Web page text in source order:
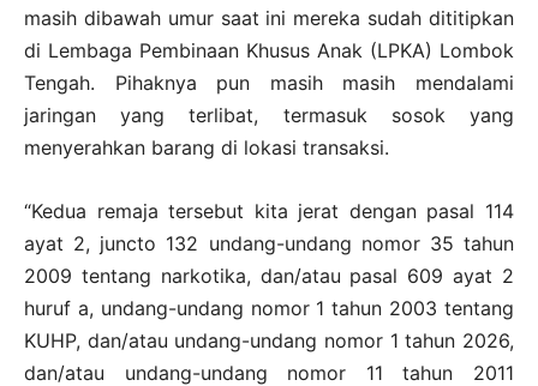
masih dibawah umur saat ini mereka sudah dititipkan
di Lembaga Pembinaan Khusus Anak (LPKA) Lombok
Tengah. Pihaknya pun masih masih mendalami
jaringan yang terlibat, termasuk sosok yang
menyerahkan barang di lokasi transaksi.
“Kedua remaja tersebut kita jerat dengan pasal 114
ayat 2, juncto 132 undang-undang nomor 35 tahun
2009 tentang narkotika, dan/atau pasal 609 ayat 2
huruf a, undang-undang nomor 1 tahun 2003 tentang
KUHP, dan/atau undang-undang nomor 1 tahun 2026,
dan/atau undang-undang nomor 11 tahun 2011